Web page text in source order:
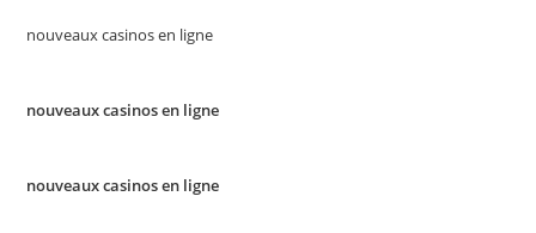
nouveaux casinos en ligne
nouveaux casinos en ligne
nouveaux casinos en ligne